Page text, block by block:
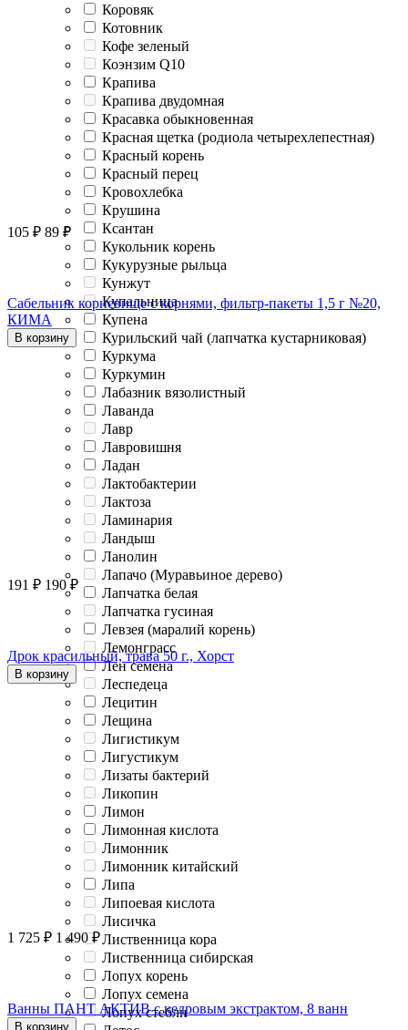
Коровяк
Котовник
Кофе зеленый
Коэнзим Q10
Крапива
Крапива двудомная
Красавка обыкновенная
Красная щетка (родиола четырехлепестная)
Красный корень
Красный перец
Кровохлебка
Крушина
Ксантан
Кукольник корень
Кукурузные рыльца
Кунжут
Купальница
Купена
Курильский чай (лапчатка кустарниковая)
Куркума
Куркумин
Лабазник вязолистный
Лаванда
Лавр
Лавровишня
Ладан
Лактобактерии
Лактоза
Ламинария
Ландыш
Ланолин
Лапачо (Муравьиное дерево)
Лапчатка белая
Лапчатка гусиная
Левзея (маралий корень)
Лемонграсс
Лен семена
Леспедеца
Лецитин
Лещина
Лигистикум
Лигустикум
Лизаты бактерий
Ликопин
Лимон
Лимонная кислота
Лимонник
Лимонник китайский
Липа
Липоевая кислота
Лисичка
Лиственница кора
Лиственница сибирская
Лопух корень
Лопух семена
Лопух стебли
105 ₽ 89 ₽
Сабельник корневище с корнями, фильтр-пакеты 1,5 г №20,
КИМА
В корзину
191 ₽ 190 ₽
Дрок красильный, трава 50 г., Хорст
В корзину
1 725 ₽ 1 490 ₽
Ванны ПАНТ АКТИВ с кедровым экстрактом, 8 ванн
В корзину